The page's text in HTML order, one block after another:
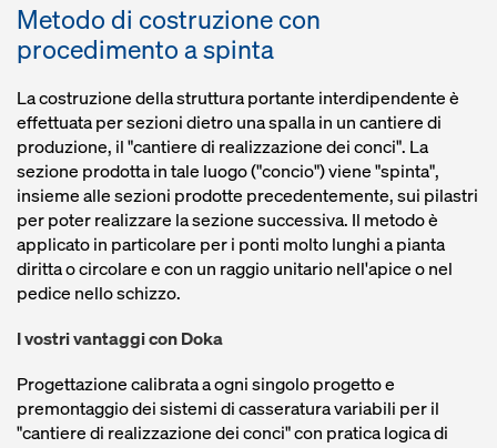
Metodo di costruzione con
procedimento a spinta
La costruzione della struttura portante interdipendente è
effettuata per sezioni dietro una spalla in un cantiere di
produzione, il "cantiere di realizzazione dei conci". La
sezione prodotta in tale luogo ("concio") viene "spinta",
insieme alle sezioni prodotte precedentemente, sui pilastri
per poter realizzare la sezione successiva. Il metodo è
applicato in particolare per i ponti molto lunghi a pianta
diritta o circolare e con un raggio unitario nell'apice o nel
pedice nello schizzo.
I vostri vantaggi con Doka
Progettazione calibrata a ogni singolo progetto e
premontaggio dei sistemi di casseratura variabili per il
"cantiere di realizzazione dei conci" con pratica logica di